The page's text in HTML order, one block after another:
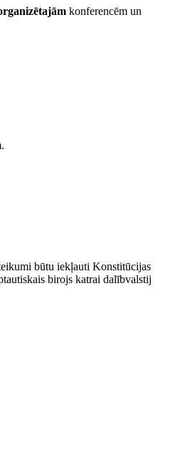
konferencēm un
būtu iekļauti Konstitūcijas
birojs katrai dalībvalstij